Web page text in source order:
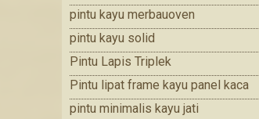
pintu kayu merbauoven
pintu kayu solid
Pintu Lapis Triplek
Pintu lipat frame kayu panel kaca
pintu minimalis kayu jati